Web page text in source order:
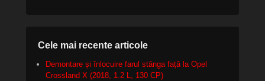
Cele mai recente articole
Demontare și înlocuire farul stânga față la Opel
Crossland X (2018, 1.2 L, 130 CP)